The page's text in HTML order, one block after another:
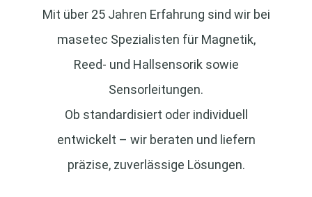
Mit über 25 Jahren Erfahrung sind wir bei
masetec Spezialisten für Magnetik,
Reed- und Hallsensorik sowie
Sensorleitungen.
Ob standardisiert oder individuell
entwickelt – wir beraten und liefern
präzise, zuverlässige Lösungen.